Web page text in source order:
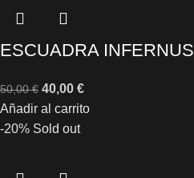
ESCUADRA INFERNUS
50,00€ 40,00 €
Añadir al carrito
-20% Sold out